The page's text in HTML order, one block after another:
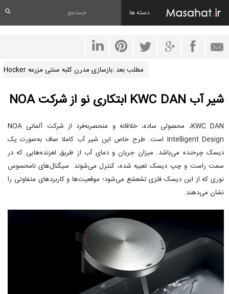
دسته ها
مطلب بعد :بازسازی مدرن کلبه سنتی مزرعه Hocker
شیر آب KWC DAN ابتکاری نو از شرکت NOA
KWC DAN، محصولی ساده، خلاقانه و منحصربه‌فرد از شرکت آلمانی NOA
Intelligent Design است. طرح خاص این شیر آب کاملا صاف به‌صورت یک
دیسک چرخنده می‌باشد. میزان جریان و دمای آب از طریق لغزنده‌هایی که در
سمت راست و چپ دیسک تعبیه شده، کنترل می‌شوند. سیگنال‌های نامحسوس
نوری که از این دیسک فلزی تشعشع می‌شود؛ موقعیت‌ها و کاربردهای متفاوتی را
نشان می‌دهند.